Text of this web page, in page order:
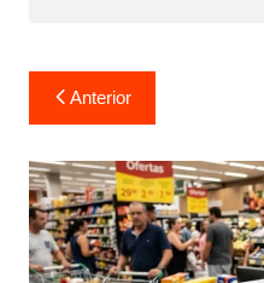
Navegação
de
Post
Anterior